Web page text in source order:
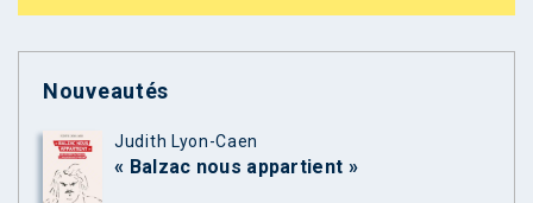
Nouveautés
Judith Lyon-Caen
« Balzac nous appartient »